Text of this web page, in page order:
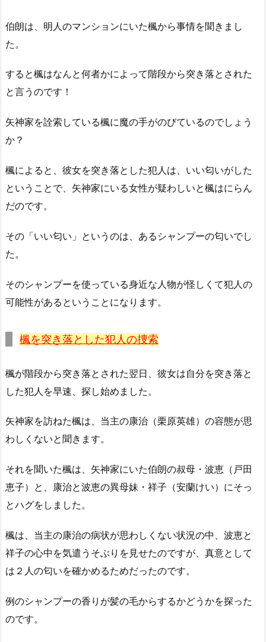
伯朗は、明人のマンションにいた楓から事情を聞きまし
た。
すると楓はなんと何者かによって階段から突き落とされた
と言うのです！
矢神家を詮索している楓に魔の手がのびているのでしょう
か？
楓によると、彼女を突き落とした犯人は、いい匂いがした
ということで、矢神家にいる女性が疑わしいと楓はにらん
だのです。
その「いい匂い」というのは、あるシャンプーの匂いでし
た。
そのシャンプーを使っている身近な人物が怪しくて犯人の
可能性があるということになります。
楓を突き落とした犯人の捜索
楓が階段から突き落とされた翌日、彼女は自分を突き落と
した犯人を早速、探し始めました。
矢神家を訪ねた楓は、当主の康治（栗原英雄）の容態が思
わしくないと聞きます。
それを聞いた楓は、矢神家にいた伯朗の叔母・波恵（戸田
恵子）と、康治と波恵の異母妹・祥子（安蘭けい）にそっ
とハグをしました。
楓は、当主の康治の病状が思わしくない状況の中、波恵と
祥子の心中を気遣うそぶりを見せたのですが、真意として
は２人の匂いを確かめるためだったのです。
例のシャンプーの香りが髪の毛からするかどうかを探った
のです。